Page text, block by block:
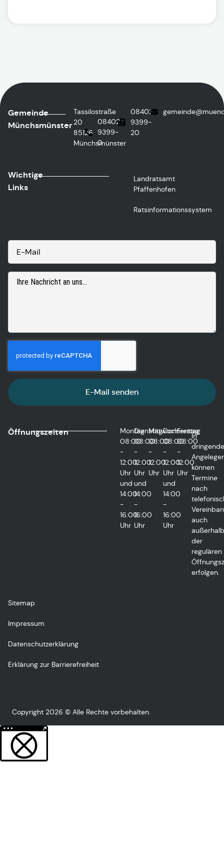
Gemeinde
Münchsmünster
Tassilostraße
20
85126
Münchsmünster
08402
9399-
0
08402
9399-
20
Wichtige
Links
Landratsamt
Pfaffenhofen
Ratsinformationssystem
E-Mail senden
Öffnungszeiten
Montag
08:00
-
12:00
Uhr
und
14:00
-
16:00
Uhr
Dienstag
08:00
-
12:00
Uhr
und
14:00
-
16:00
Uhr
Mittwoch
08:00
-
12:00
Uhr
Donnerstag
08:00
-
12:00
Uhr
und
14:00
-
16:00
Uhr
Freitag
08:00
-
12:00
Uhr
In
können
Termine
nach
auch
außerhalb
der
regulären
erfolgen.
Sitemap
Impressum
Datenschutzerklärung
Erklärung zur Barrierefreiheit
Copyright 2026 © Alle Rechte vorbehalten.
Weitere Informationen über den gesperrten Inhalt.